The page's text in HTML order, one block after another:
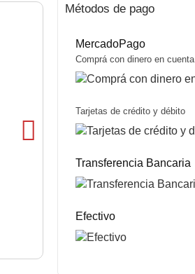
22.000 30% OFF
Mismo precio en 3 cuotas de
Precio sin impuestos nacionales:$17.380
10% OFFabonando con Efectivo
Métodos de pago
MercadoPago
Comprá con dinero en cuenta
Tarjetas de crédito y débito
Transferencia Bancaria
Efectivo